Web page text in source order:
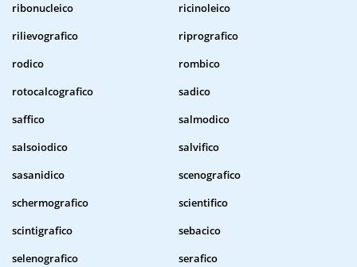
ribonucleico
ricinoleico
rilievografico
riprografico
rodico
rombico
rotocalcografico
sadico
saffico
salmodico
salsoiodico
salvifico
sasanidico
scenografico
schermografico
scientifico
scintigrafico
sebacico
selenografico
serafico